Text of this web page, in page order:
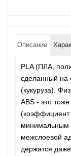
Описание
PLA (ПЛА,
сделанный на
(кукуруза).
ABS - это
(коэффициент
минимальным
межслоевой
держатся